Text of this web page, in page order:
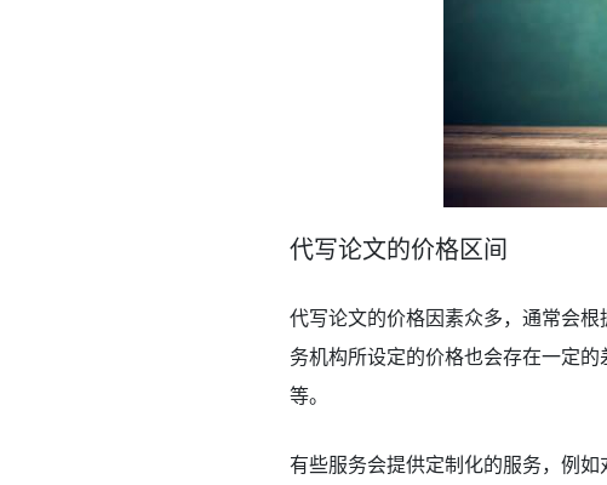
代写论文的价格区间
代写论文的价格因素众多，通常会
务机构所设定的价格也会存在一定
等。
有些服务会提供定制化的服务，例